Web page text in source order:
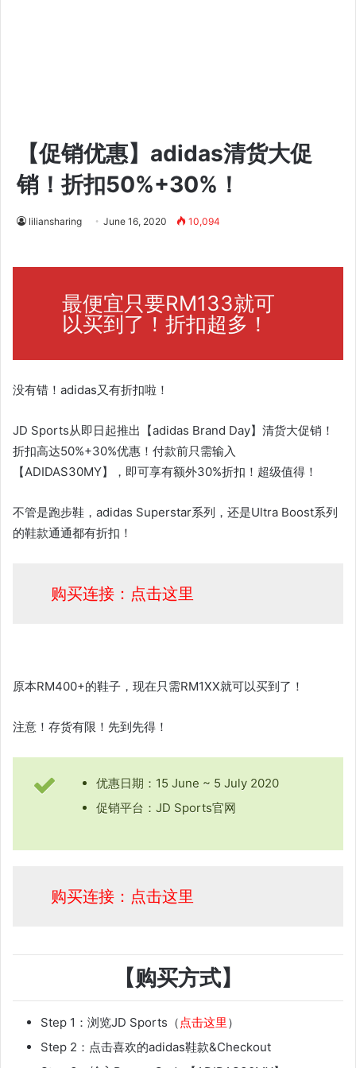
【促销优惠】adidas清货大促
销！折扣50%+30%！
liliansharing June 16, 2020 10,094
最便宜只要RM133就可
以买到了！折扣超多！
没有错！adidas又有折扣啦！
JD Sports从即日起推出【adidas Brand Day】清货大促销！
折扣高达50%+30%优惠！付款前只需输入
【ADIDAS30MY】，即可享有额外30%折扣！超级值得！
不管是跑步鞋，adidas Superstar系列，还是Ultra Boost系列
的鞋款通通都有折扣！
购买连接：点击这里
原本RM400+的鞋子，现在只需RM1XX就可以买到了！
注意！存货有限！先到先得！
优惠日期：15 June ~ 5 July 2020
促销平台：JD Sports官网
购买连接：点击这里
【购买方式】
Step 1：浏览JD Sports（ 点击这里 ）
Step 2：点击喜欢的adidas鞋款&Checkout